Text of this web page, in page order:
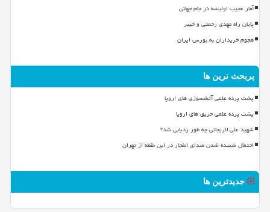
آمار عجیب اولیسه در جام جهانی
پایان راه مهدی رحمتی و خیبر
هجوم خریداران به بورس ایران
پربحث ترین ها
پشت پرده علمی آتشسوزی های اروپا
پشت پرده علمی حریق های اروپا
شهید علی لاریجانی چه طور ردیابی شد؟
احتمال شنیده شدن صدای انفجار در این نقطه از تهران
جدیدترین ها